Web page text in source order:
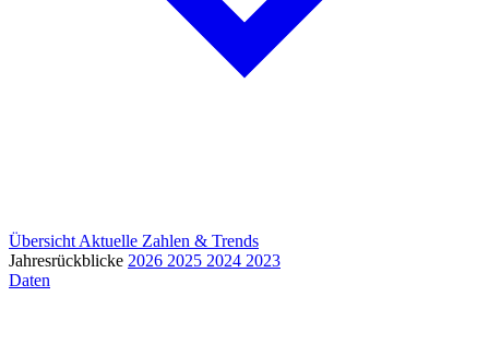
Übersicht Aktuelle Zahlen & Trends
Jahresrückblicke 2026 2025 2024 2023
Daten